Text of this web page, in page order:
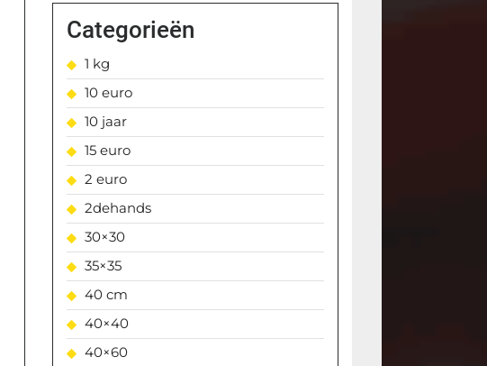
Categorieën
1 kg
10 euro
10 jaar
15 euro
2 euro
2dehands
30×30
35×35
40 cm
40×40
40×60